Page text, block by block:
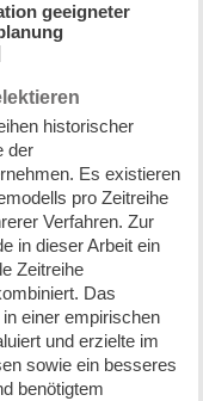
geeigneter
historischer
der
Es existieren
pro Zeitreihe
Verfahren. Zur
in dieser Arbeit ein
Zeitreihe
Das
einer empirischen
und erzielte im
sowie ein besseres
benötigtem